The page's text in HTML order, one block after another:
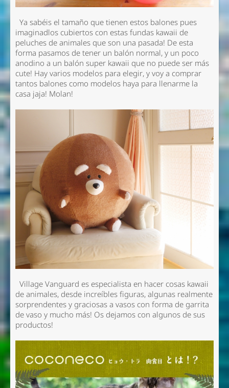
Ya sabéis el tamaño que tienen estos balones pues
imaginadlos cubiertos con estas fundas kawaii de
peluches de animales que son una pasada! De esta
forma pasamos de tener un balón normal, y un poco
anodino a un balón super kawaii que no puede ser más
cute! Hay varios modelos para elegir, y voy a comprar
tantos balones como modelos haya para llenarme la
casa jaja! Molan!
Village Vanguard es especialista en hacer cosas kawaii
de animales, desde increíbles figuras, algunas realmente
sorprendentes y graciosas a vasos con forma de garrita
de vaso y mucho más! Os dejamos con algunos de sus
productos!